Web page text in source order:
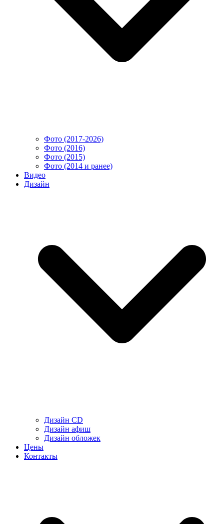
Фото (2017-2026)
Фото (2016)
Фото (2015)
Фото (2014 и ранее)
Видео
Дизайн
Дизайн CD
Дизайн афиш
Дизайн обложек
Цены
Контакты